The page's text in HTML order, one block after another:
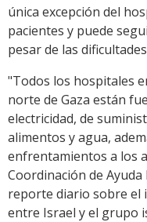
única excepción del
pacientes y puede
pesar de las
"Todos los hospitales
norte de Gaza están
electricidad, de
alimentos y agua,
enfrentamientos a los
Coordinación de
reporte diario sobre el
entre Israel y el grupo